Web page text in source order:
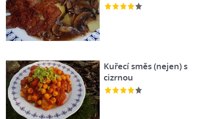
Kuřecí směs (nejen) s
cizrnou